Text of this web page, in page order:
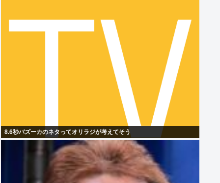
8.6秒バズーカのネタってオリラジが考えてそう